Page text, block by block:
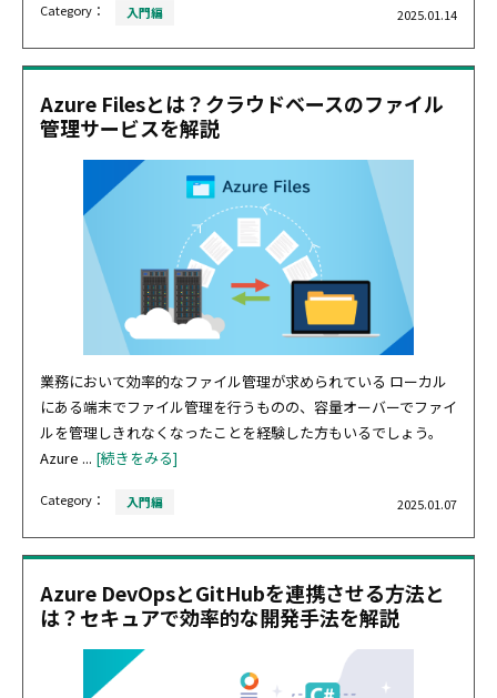
Category： 入門編 2025.01.14
Azure Filesとは？クラウドベースのファイル
管理サービスを解説
業務において効率的なファイル管理が求められている ローカル
にある端末でファイル管理を行うものの、容量オーバーでファイ
ルを管理しきれなくなったことを経験した方もいるでしょう。
Azure ... [続きをみる]
Category： 入門編 2025.01.07
Azure DevOpsとGitHubを連携させる方法と
は？セキュアで効率的な開発手法を解説